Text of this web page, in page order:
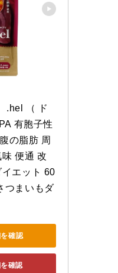
.hel （ ド
有胞子性
の脂肪 周
便通 改
エット 60
つまいもダ
確認
確認